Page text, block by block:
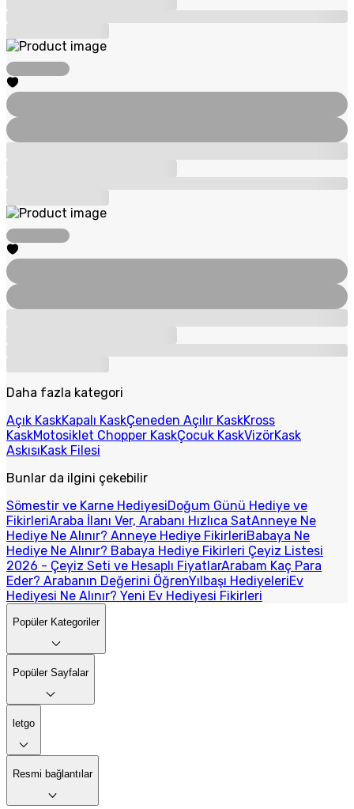
Daha fazla kategori
Açık KaskKapalı KaskÇeneden Açılır KaskKross
KaskMotosiklet Chopper KaskÇocuk KaskVizörKask
AskısıKask Filesi
Bunlar da ilgini çekebilir
Sömestir ve Karne HediyesiDoğum Günü Hediye ve
FikirleriAraba İlanı Ver, Arabanı Hızlıca SatAnneye Ne
Hediye Ne Alınır? Anneye Hediye FikirleriBabaya Ne
Hediye Ne Alınır? Babaya Hediye Fikirleri Çeyiz Listesi
2026 - Çeyiz Seti ve Hesaplı FiyatlarArabam Kaç Para
Eder? Arabanın Değerini ÖğrenYılbaşı HediyeleriEv
Hediyesi Ne Alınır? Yeni Ev Hediyesi Fikirleri
Popüler Kategoriler
Popüler Sayfalar
letgo
Resmi bağlantılar